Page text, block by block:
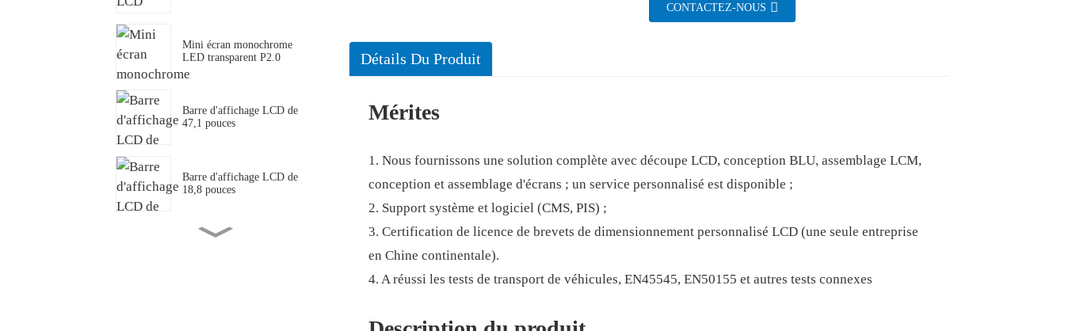
Mini écran monochrome
LED transparent P2.0
Barre d'affichage LCD de
47,1 pouces
Barre d'affichage LCD de
18,8 pouces
CONTACTEZ-NOUS
Détails Du Produit
Mérites
1. Nous fournissons une solution complète avec découpe LCD, conception BLU, assemblage LCM,
conception et assemblage d'écrans ; un service personnalisé est disponible ;
2. Support système et logiciel (CMS, PIS) ;
3. Certification de licence de brevets de dimensionnement personnalisé LCD (une seule entreprise
en Chine continentale).
4. A réussi les tests de transport de véhicules, EN45545, EN50155 et autres tests connexes